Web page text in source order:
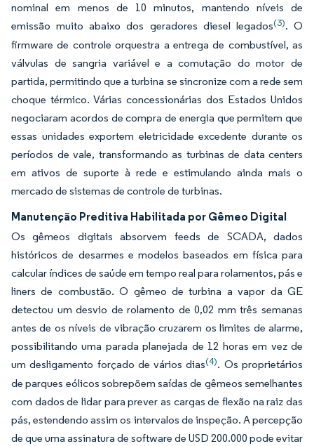
nominal em menos de 10 minutos, mantendo níveis de
emissão muito abaixo dos geradores diesel legados(3). O
firmware de controle orquestra a entrega de combustível, as
válvulas de sangria variável e a comutação do motor de
partida, permitindo que a turbina se sincronize com a rede sem
choque térmico. Várias concessionárias dos Estados Unidos
negociaram acordos de compra de energia que permitem que
essas unidades exportem eletricidade excedente durante os
períodos de vale, transformando as turbinas de data centers
em ativos de suporte à rede e estimulando ainda mais o
mercado de sistemas de controle de turbinas.
Manutenção Preditiva Habilitada por Gêmeo Digital
Os gêmeos digitais absorvem feeds de SCADA, dados
históricos de desarmes e modelos baseados em física para
calcular índices de saúde em tempo real para rolamentos, pás e
liners de combustão. O gêmeo de turbina a vapor da GE
detectou um desvio de rolamento de 0,02 mm três semanas
antes de os níveis de vibração cruzarem os limites de alarme,
possibilitando uma parada planejada de 12 horas em vez de
um desligamento forçado de vários dias(4). Os proprietários
de parques eólicos sobrepõem saídas de gêmeos semelhantes
com dados de lidar para prever as cargas de flexão na raiz das
pás, estendendo assim os intervalos de inspeção. A percepção
de que uma assinatura de software de USD 200.000 pode evitar